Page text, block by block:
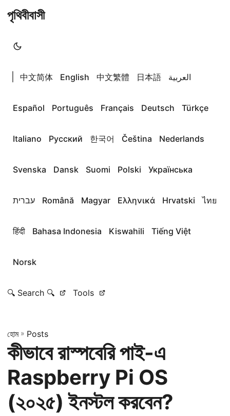
পৃথিবীবাসী
中文简体 English 中文繁體 日本語 العربية
Español Português Français Deutsch Türkçe
Italiano Русский 한국어 Čeština Nederlands
Svenska Dansk Suomi Polski Українська
עברית Română Magyar Ελληνικά Hrvatski ไทย
हिंदी Bahasa Indonesia Kiswahili Tiếng Việt
Norsk
🔍 Search 🔍 Tools
হোম» Posts
কীভাবে রাস্পবেরি পাই-এ
Raspberry Pi OS
(২০২৫) ইনস্টল করবেন?